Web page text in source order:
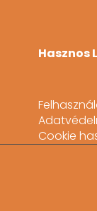
Hasznos
Cookie